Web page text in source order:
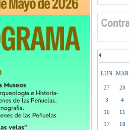
LUN MAR
27 28
3
4
10
11
17
18